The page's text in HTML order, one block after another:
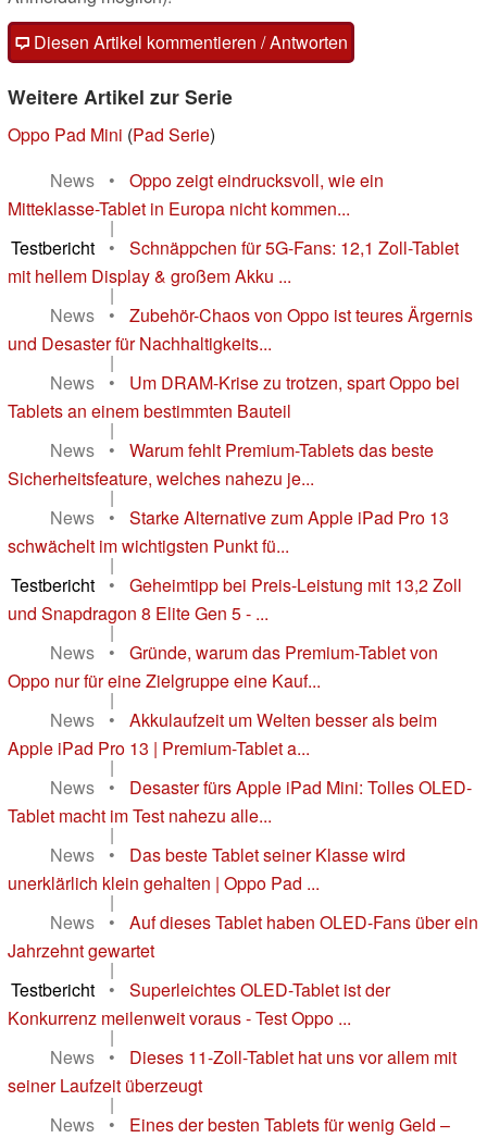
Diesen Artikel kommentieren / Antworten
Weitere Artikel zur Serie
Oppo Pad Mini (Pad Serie)
News
•
Oppo zeigt eindrucksvoll, wie ein
Mitteklasse-Tablet in Europa nicht kommen...
|
Testbericht
•
Schnäppchen für 5G-Fans: 12,1 Zoll-Tablet
mit hellem Display & großem Akku ...
|
News
•
Zubehör-Chaos von Oppo ist teures Ärgernis
und Desaster für Nachhaltigkeits...
|
News
•
Um DRAM-Krise zu trotzen, spart Oppo bei
Tablets an einem bestimmten Bauteil
|
News
•
Warum fehlt Premium-Tablets das beste
Sicherheitsfeature, welches nahezu je...
|
News
•
Starke Alternative zum Apple iPad Pro 13
schwächelt im wichtigsten Punkt fü...
|
Testbericht
•
Geheimtipp bei Preis-Leistung mit 13,2 Zoll
und Snapdragon 8 Elite Gen 5 - ...
|
News
•
Gründe, warum das Premium-Tablet von
Oppo nur für eine Zielgruppe eine Kauf...
|
News
•
Akkulaufzeit um Welten besser als beim
Apple iPad Pro 13 | Premium-Tablet a...
|
News
•
Desaster fürs Apple iPad Mini: Tolles OLED-
Tablet macht im Test nahezu alle...
|
News
•
Das beste Tablet seiner Klasse wird
unerklärlich klein gehalten | Oppo Pad ...
|
News
•
Auf dieses Tablet haben OLED-Fans über ein
Jahrzehnt gewartet
|
Testbericht
•
Superleichtes OLED-Tablet ist der
Konkurrenz meilenweit voraus - Test Oppo ...
|
News
•
Dieses 11-Zoll-Tablet hat uns vor allem mit
seiner Laufzeit überzeugt
|
News
•
Eines der besten Tablets für wenig Geld –